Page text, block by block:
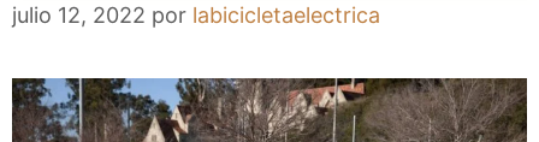
julio 12, 2022 por labicicletaelectrica